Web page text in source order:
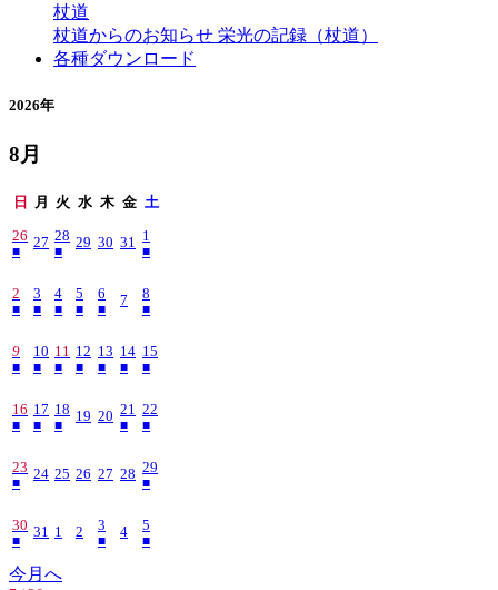
杖道
杖道からのお知らせ 栄光の記録（杖道）
各種ダウンロード
2026年
8月
日 月 火 水 木 金 土
26
■
27 28
■
29 30 31 1
■
2
■
3
■
4
■
5
■
6
■
7 8
■
9
■
10
■
11
■
12
■
13
■
14
■
15
■
16
■
17
■
18
■
19 20 21
■
22
■
23
■
24 25 26 27 28 29
■
30
■
31 1 2 3
■
4 5
■
今月へ